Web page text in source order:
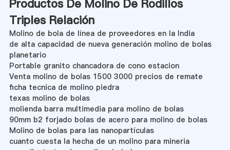
Productos De Molino De Rodillos
Triples Relación
Molino de bola de línea de proveedores en la India
de alta capacidad de nueva generación molino de bolas
planetario
Portable granito chancadora de cono estacion
Venta molino de bolas 1500 3000 precios de remate
ficha tecnica de molino piedra
texas molino de bolas
molienda barra multimedia para molino de bolas
90mm b2 forjado bolas de acero para molino de bolas
Molino de bolas para las nanopartículas
cuanto cuesta la hecha de un molino para mineria